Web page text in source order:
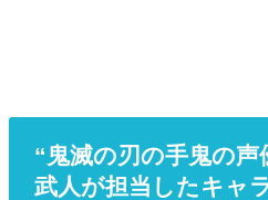
“鬼滅の刃の手鬼の
武人が担当したキャ